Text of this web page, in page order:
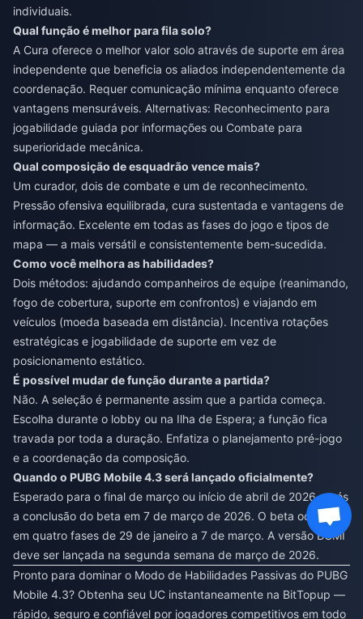
individuais.
Qual função é melhor para fila solo?
A Cura oferece o melhor valor solo através de suporte em área
independente que beneficia os aliados independentemente da
coordenação. Requer comunicação mínima enquanto oferece
vantagens mensuráveis. Alternativas: Reconhecimento para
jogabilidade guiada por informações ou Combate para
superioridade mecânica.
Qual composição de esquadrão vence mais?
Um curador, dois de combate e um de reconhecimento.
Pressão ofensiva equilibrada, cura sustentada e vantagens de
informação. Excelente em todas as fases do jogo e tipos de
mapa — a mais versátil e consistentemente bem-sucedida.
Como você melhora as habilidades?
Dois métodos: ajudando companheiros de equipe (reanimando,
fogo de cobertura, suporte em confrontos) e viajando em
veículos (moeda baseada em distância). Incentiva rotações
estratégicas e jogabilidade de suporte em vez de
posicionamento estático.
É possível mudar de função durante a partida?
Não. A seleção é permanente assim que a partida começa.
Escolha durante o lobby ou na Ilha de Espera; a função fica
travada por toda a duração. Enfatiza o planejamento pré-jogo
e a coordenação da composição.
Quando o PUBG Mobile 4.3 será lançado oficialmente?
Esperado para o final de março ou início de abril de 2026, após
a conclusão do beta em 7 de março de 2026. O beta ocorre
em quatro fases de 29 de janeiro a 7 de março. A versão BGMI
deve ser lançada na segunda semana de março de 2026.
Pronto para dominar o Modo de Habilidades Passivas do PUBG
Mobile 4.3? Obtenha seu UC instantaneamente na BitTopup —
rápido, seguro e confiável por jogadores competitivos em todo